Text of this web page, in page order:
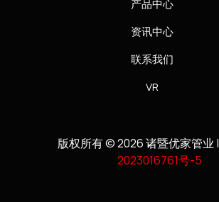
产品中心
资讯中心
联系我们
VR
版权所有 © 2026 诸暨优家管业 |
2023016761号-5